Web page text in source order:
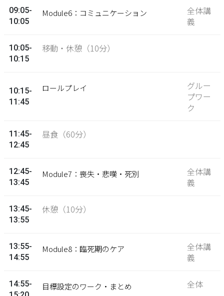
09:05-
10:05
Module6：コミュニケーション
全体講
義
10:05-
10:15
移動・休憩（10分）
10:15-
11:45
ロールプレイ
グルー
プワー
ク
11:45-
12:45
昼食（60分）
12:45-
13:45
Module7：喪失・悲嘆・死別
全体講
義
13:45-
13:55
休憩（10分）
13:55-
14:55
Module8：臨死期のケア
全体講
義
14:55-
目標設定のワーク・まとめ 全体